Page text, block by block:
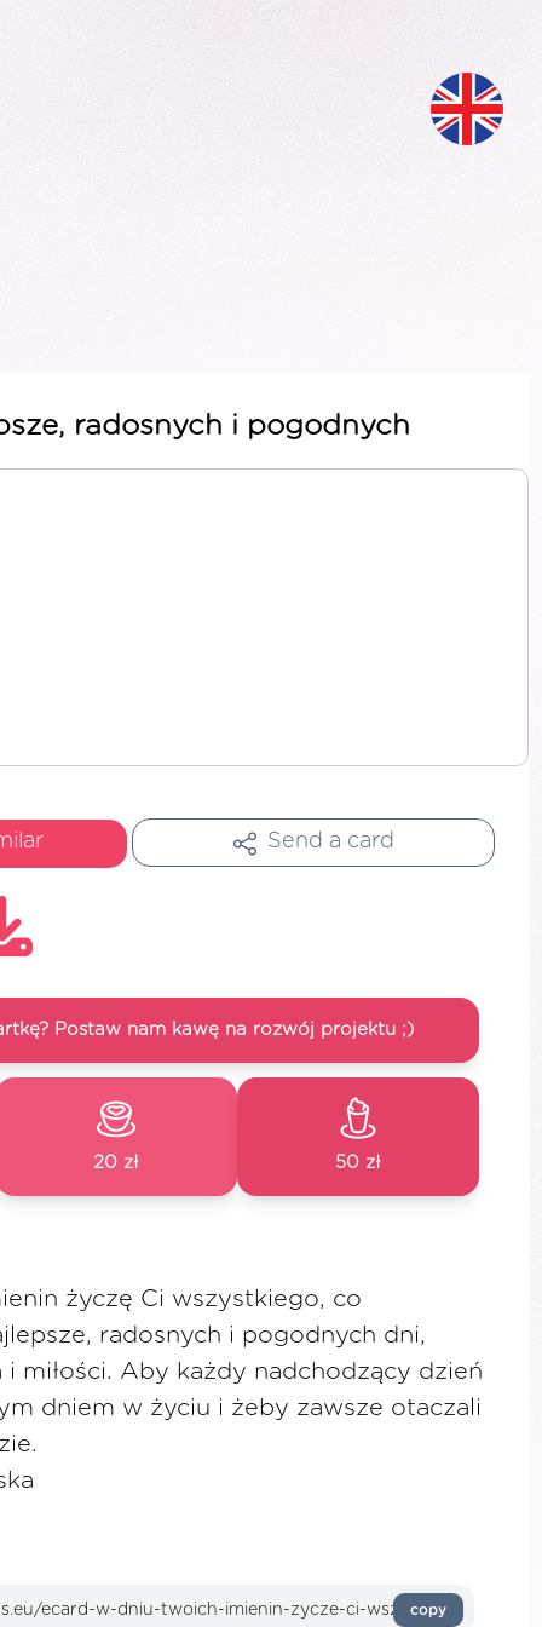
radosnych i pogodnych
Send a card
Postaw nam kawę na rozwój projektu ;)
20 zł 50 zł
życzę Ci wszystkiego, co
radosnych i pogodnych dni,
i miłości. Aby każdy nadchodzący dzień
dniem w życiu i żeby zawsze otaczali
copy